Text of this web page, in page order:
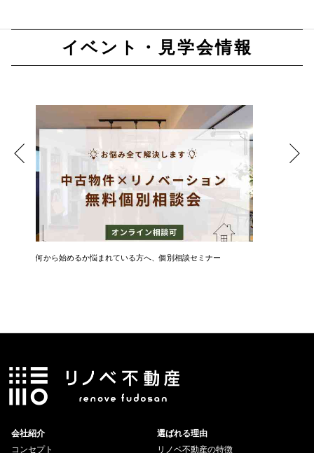
イベント・見学会情報
何から始めるか悩まれている方へ、個別相談セミナー
会社紹介
コンセプト
選ばれる理由
リノベ不動産の特徴